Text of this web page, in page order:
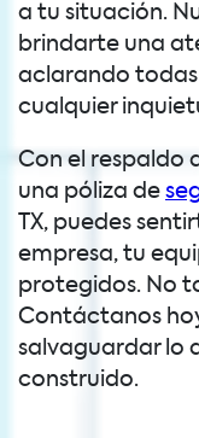
a tu situación.
brindarte una
aclarando todas
cualquier
Con el respaldo
una póliza de
TX, puedes
empresa, tu
protegidos. No
Contáctanos
salvaguardar lo
construido.